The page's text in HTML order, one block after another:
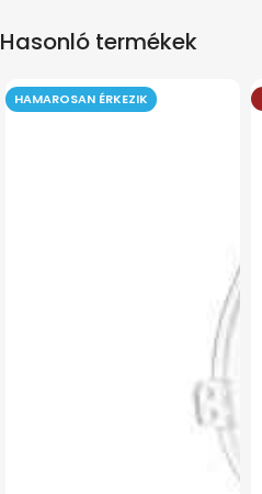
Hasonló termékek
HAMAROSAN ÉRKEZIK